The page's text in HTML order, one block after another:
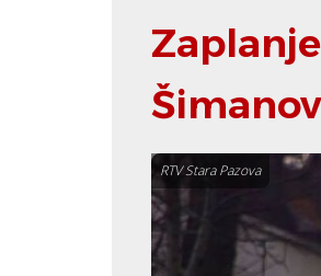
RTV Stara Pazova